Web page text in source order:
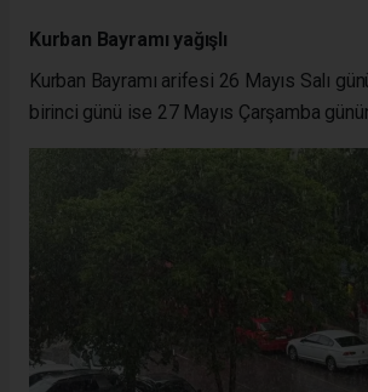
Kurban Bayramı yağışlı
Kurban Bayramı arifesi 26 Mayıs Salı
birinci günü ise 27 Mayıs Çarşamba